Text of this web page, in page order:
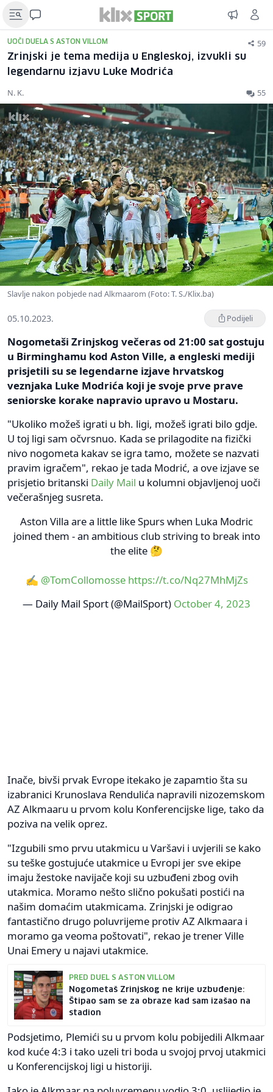
UOČI DUELA S ASTON VILLOM 59
Zrinjski je tema medija u Engleskoj, izvukli su
legendarnu izjavu Luke Modrića
N. K. 55
Slavlje nakon pobjede nad Alkmaarom (Foto: T. S./Klix.ba)
05.10.2023. Podijeli
Nogometaši Zrinjskog večeras od 21:00 sat gostuju
u Birminghamu kod Aston Ville, a engleski mediji
prisjetili su se legendarne izjave hrvatskog
veznjaka Luke Modrića koji je svoje prve prave
seniorske korake napravio upravo u Mostaru.
"Ukoliko možeš igrati u bh. ligi, možeš igrati bilo gdje.
U toj ligi sam očvrsnuo. Kada se prilagodite na fizički
nivo nogometa kakav se igra tamo, možete se nazvati
pravim igračem", rekao je tada Modrić, a ove izjave se
prisjetio britanski Daily Mail u kolumni objavljenoj uoči
večerašnjeg susreta.
Aston Villa are a little like Spurs when Luka Modric
joined them - an ambitious club striving to break into
the elite 🤔
✍️ @TomCollomosse https://t.co/Nq27MhMjZs
— Daily Mail Sport (@MailSport) October 4, 2023
Inače, bivši prvak Evrope itekako je zapamtio šta su
izabranici Krunoslava Rendulića napravili nizozemskom
AZ Alkmaaru u prvom kolu Konferencijske lige, tako da
poziva na velik oprez.
"Izgubili smo prvu utakmicu u Varšavi i uvjerili se kako
su teške gostujuće utakmice u Evropi jer sve ekipe
imaju žestoke navijače koji su uzbuđeni zbog ovih
utakmica. Moramo nešto slično pokušati postići na
našim domaćim utakmicama. Zrinjski je odigrao
fantastično drugo poluvrijeme protiv AZ Alkmaara i
moramo ga veoma poštovati", rekao je trener Ville
Unai Emery u najavi utakmice.
PRED DUEL S ASTON VILLOM
Nogometaš Zrinjskog ne krije uzbuđenje:
Štipao sam se za obraze kad sam izašao na
stadion
Podsjetimo, Plemići su u prvom kolu pobijedili Alkmaar
kod kuće 4:3 i tako uzeli tri boda u svojoj prvoj utakmici
u Konferencijskoj ligi u historiji.